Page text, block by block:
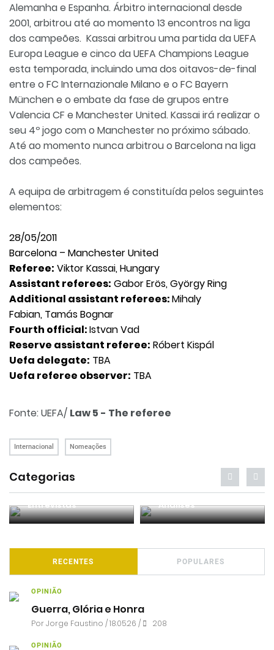
Alemanha e Espanha. Árbitro internacional desde
2001, arbitrou até ao momento 13 encontros na liga
dos campeões. Kassai arbitrou uma partida da UEFA
Europa League e cinco da UEFA Champions League
esta temporada, incluindo uma dos oitavos-de-final
entre o FC Internazionale Milano e o FC Bayern
München e o embate da fase de grupos entre
Valencia CF e Manchester United. Kassai irá realizar o
seu 4º jogo com o Manchester no próximo sábado.
Até ao momento nunca arbitrou o Barcelona na liga
dos campeões.
A equipa de arbitragem é constituída pelos seguintes
elementos:
28/05/2011
Barcelona – Manchester United
Referee: Viktor Kassai, Hungary
Assistant referees: Gabor Erös, György Ring
Additional assistant referees:Mihaly
Fabian, Tamás Bognar
Fourth official:Istvan Vad
Reserve assistant referee: Róbert Kispál
Uefa delegate: TBA
Uefa referee observer: TBA
Fonte: UEFA/ Law 5 - The referee
Internacional Nomeações
Categorias
Entrevistas Análises
RECENTES POPULARES
OPINIÃO
Guerra, Glória e Honra
PorJorge Faustino / 18.05.26 / 208
OPINIÃO